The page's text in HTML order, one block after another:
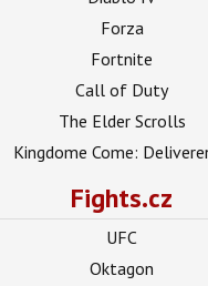
Forza
Fortnite
Call of Duty
The Elder Scrolls
Kingdome Come:
Fights.cz
UFC
Oktagon